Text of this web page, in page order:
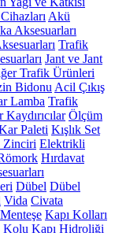
Akü
Aksesuarları
Trafik
Jant ve Jant
Trafik Ürünleri
Bidonu Acil Çıkış
Lamba Trafik
Kaydırıcılar Ölçüm
Paleti Kışlık Set
Zinciri Elektrikli
Hırdavat
Dübel Dübel
Vida Civata
Menteşe Kapı Kolları
Kolu Kapı Hidroliği